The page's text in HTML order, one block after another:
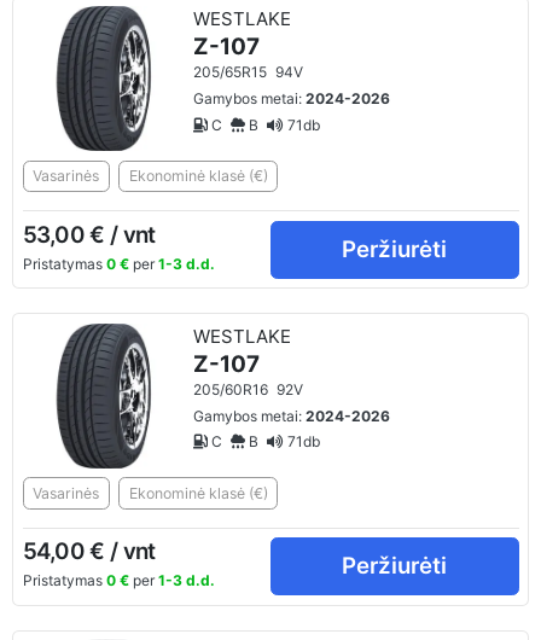
WESTLAKE
Z-107
205/65R15 94V
Gamybos metai:2024-2026
C
B 71db
Vasarinės Ekonominė klasė (€)
53,00 € / vnt
Pristatymas 0 €per 1-3 d.d.
Peržiurėti
WESTLAKE
Z-107
205/60R16 92V
Gamybos metai:2024-2026
C
B 71db
Vasarinės Ekonominė klasė (€)
54,00 € / vnt
Pristatymas 0 €per 1-3 d.d.
Peržiurėti